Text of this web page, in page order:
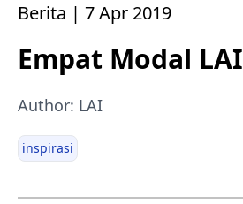
Berita | 7 Apr 2019
Empat Modal LAI
Author: LAI
inspirasi